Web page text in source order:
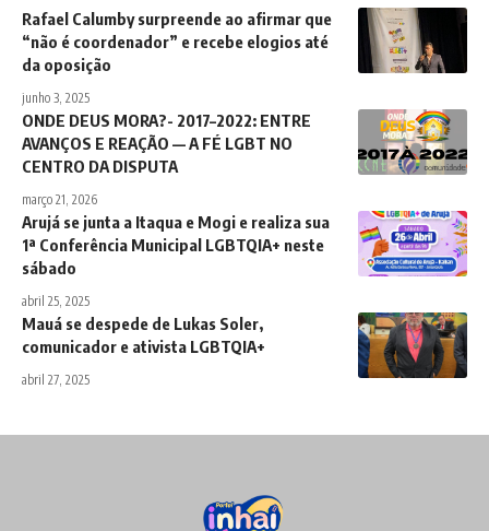
Rafael Calumby surpreende ao afirmar que
“não é coordenador” e recebe elogios até
da oposição
junho 3, 2025
ONDE DEUS MORA?- 2017–2022: ENTRE
AVANÇOS E REAÇÃO — A FÉ LGBT NO
CENTRO DA DISPUTA
março 21, 2026
Arujá se junta a Itaqua e Mogi e realiza sua
1ª Conferência Municipal LGBTQIA+ neste
sábado
abril 25, 2025
Mauá se despede de Lukas Soler,
comunicador e ativista LGBTQIA+
abril 27, 2025